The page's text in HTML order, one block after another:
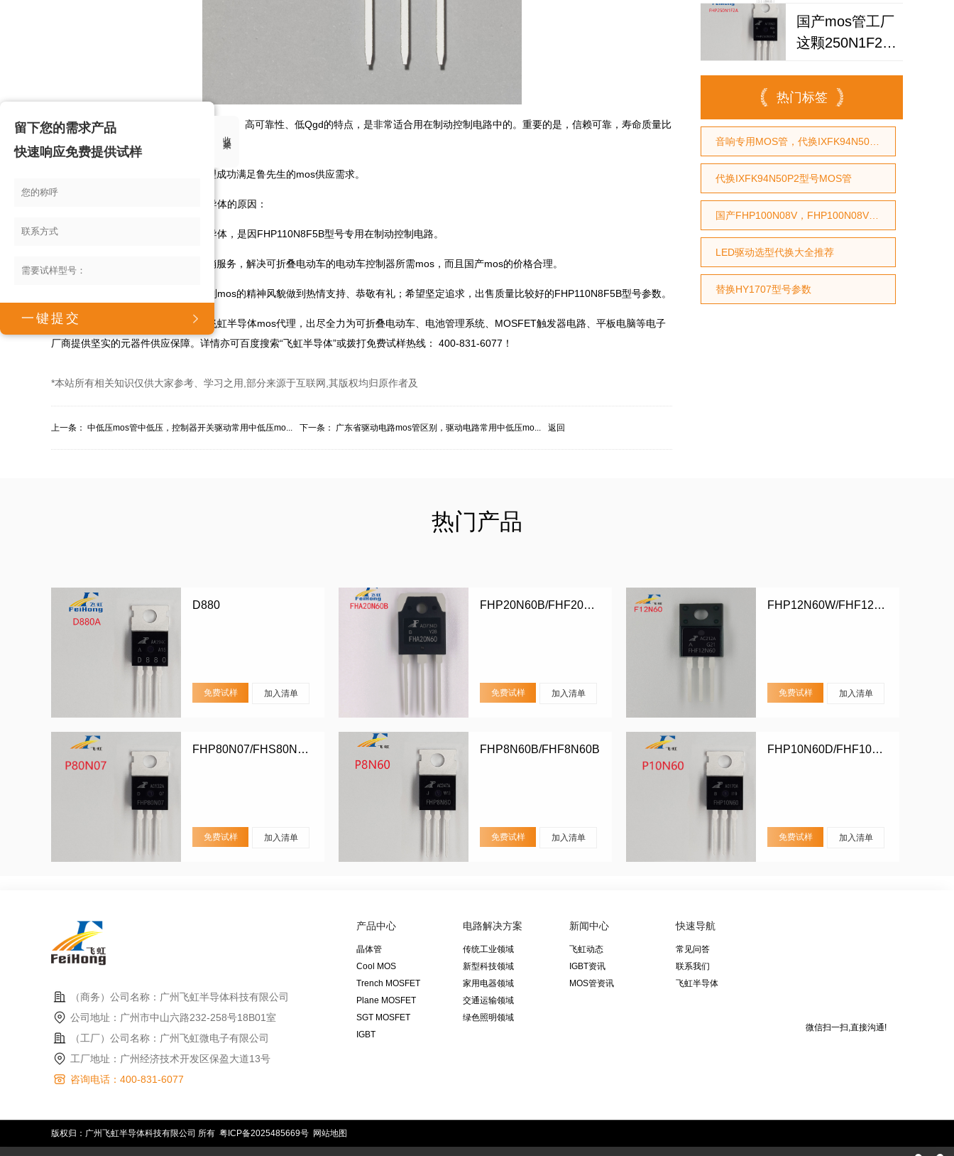
FHP110N8F5B型号产品具有：内阻低、高可靠性、低Qgd的特点，是非常适合用在制动控制电路中的。重要的是，信赖可靠，寿命质量比
较好的mos!
最终七台河市飞虹半导体mos代理成功满足鲁先生的mos供应需求。
试样后，鲁先生讲述选定飞虹半导体的原因：
鲁先生综合分析处理选定飞虹半导体，是因FHP110N8F5B型号专用在制动控制电路。
飞虹半导体提供现货mos厂家直销服务，解决可折叠电动车的电动车控制器所需mos，而且国产mos的价格合理。
鲁先生表示飞虹半导体在直销定制mos的精神风貌做到热情支持、恭敬有礼；希望坚定追求，出售质量比较好的FHP110N8F5B型号参数。
七台河市可折叠电动车厂家选择飞虹半导体mos代理，出尽全力为可折叠电动车、电池管理系统、MOSFET触发器电路、平板电脑等电子
厂商提供坚实的元器件供应保障。详情亦可百度搜索“飞虹半导体”或拨打免费试样热线： 400-831-6077！
*本站所有相关知识仅供大家参考、学习之用,部分来源于互联网,其版权均归原作者及
上一条： 中低压mos管中低压，控制器开关驱动常用中低压mo... 下一条： 广东省驱动电路mos管区别，驱动电路常用中低压mo... 返回
换
心用国产MOS管
替代
国产mos管工厂
这颗250N1F2A
么替换英飞凌
IPP030N10N3G？
热门标签
代换IXFK94N50P2型号MOS管
LED驱动选型代换大全推荐
替换HY1707型号参数
热门产品
D880
免费试样 加入清单
FHP20N60B/FHF20N60B/FHA20N60B
免费试样 加入清单
FHP12N60W/FHF12N60W
免费试样 加入清单
FHP80N07/FHS80N07/FHD80N07
免费试样 加入清单
FHP8N60B/FHF8N60B
免费试样 加入清单
FHP10N60D/FHF10N60D
免费试样 加入清单
（商务）公司名称：广州飞虹半导体科技有限公司
公司地址：广州市中山六路232-258号18B01室
（工厂）公司名称：广州飞虹微电子有限公司
工厂地址：广州经济技术开发区保盈大道13号
咨询电话：400-831-6077
产品中心
晶体管
Cool MOS
Trench MOSFET
Plane MOSFET
SGT MOSFET
IGBT
电路解决方案
传统工业领域
新型科技领域
家用电器领域
交通运输领域
绿色照明领域
新闻中心
飞虹动态
IGBT资讯
MOS管资讯
快速导航
常见问答
联系我们
飞虹半导体
微信扫一扫,直接沟通!
版权归：广州飞虹半导体科技有限公司 所有 粤ICP备2025485669号 网站地图
留下您的需求产品
快速响应免费提供试样